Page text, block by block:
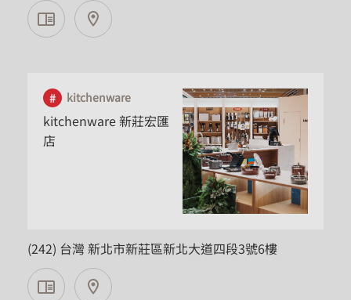
kitchenware
kitchenware 新莊宏匯
店
(242) 台灣 新北市新莊區新北大道四段3號6樓